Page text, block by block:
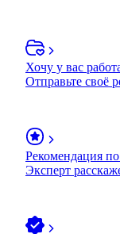
Хочу у вас
Отправьте своё
Рекомендация
Эксперт